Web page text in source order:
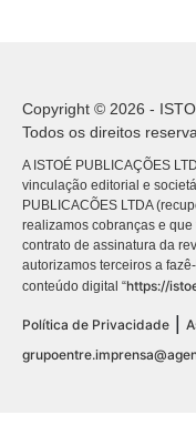
Copyright © 2026 -
Todos os direitos
A ISTOÉ PUBLICAÇÕES
vinculação editorial e
PUBLICACÕES LTDA
realizamos cobranças e
contrato de assinatura da
autorizamos terceiros a
conteúdo digital “https://
Política de Privacidade